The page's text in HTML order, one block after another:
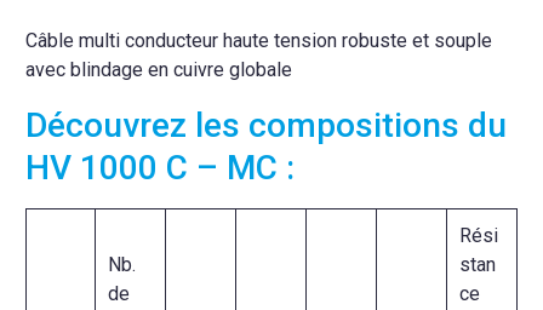
Câble multi conducteur haute tension robuste et souple
avec blindage en cuivre globale
Découvrez les compositions du
HV 1000 C – MC :
Nb.
de
Rési
stan
ce